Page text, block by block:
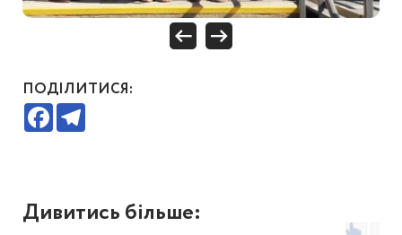
ПОДІЛИТИСЯ:
Facebook
Дивитись більше: